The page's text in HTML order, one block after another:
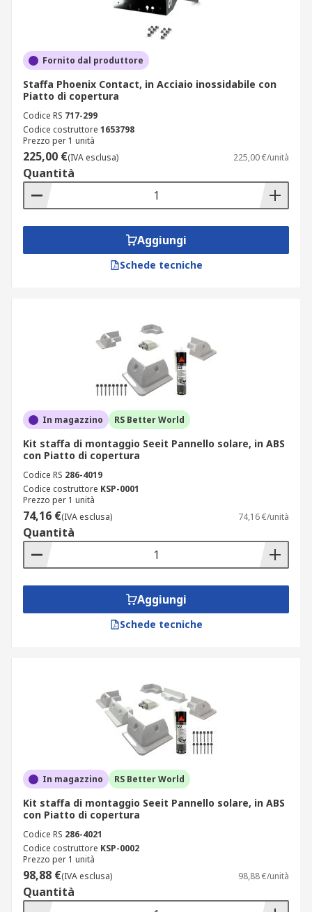
Fornito dal produttore
Staffa Phoenix Contact, in Acciaio inossidabile con
Piatto di copertura
Codice RS 717-299
Codice costruttore 1653798
Prezzo per 1 unità
225,00 €(IVA esclusa) 225,00 €/unità
Quantità
Aggiungi
Schede tecniche
In magazzino RS Better World
Kit staffa di montaggio Seeit Pannello solare, in ABS
con Piatto di copertura
Codice RS 286-4019
Codice costruttore KSP-0001
Prezzo per 1 unità
74,16 €(IVA esclusa) 74,16 €/unità
Quantità
Aggiungi
Schede tecniche
In magazzino RS Better World
Kit staffa di montaggio Seeit Pannello solare, in ABS
con Piatto di copertura
Codice RS 286-4021
Codice costruttore KSP-0002
Prezzo per 1 unità
98,88 €(IVA esclusa) 98,88 €/unità
Quantità